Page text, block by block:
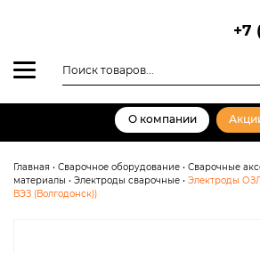
+7
товаров
О компании
Главная • Сварочное оборудование • Сварочные
материалы • Электроды сварочные • Электроды
ВЭЗ (Волгодонск))